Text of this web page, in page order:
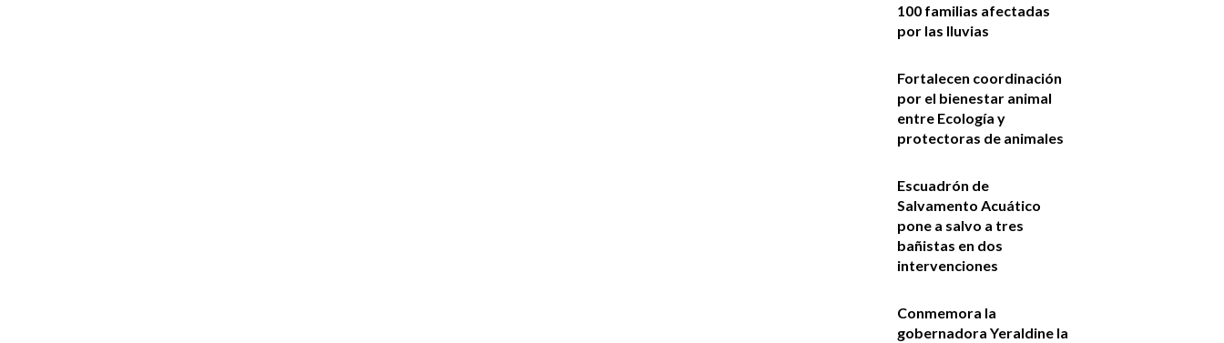
100 familias afectadas
por las lluvias
Fortalecen coordinación
por el bienestar animal
entre Ecología y
protectoras de animales
Escuadrón de
Salvamento Acuático
pone a salvo a tres
bañistas en dos
intervenciones
Conmemora la
gobernadora Yeraldine la